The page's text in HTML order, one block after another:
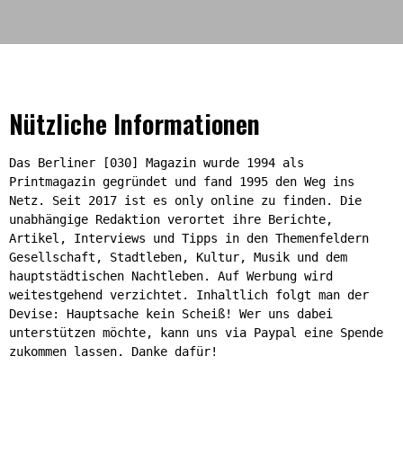
Nützliche Informationen
Das Berliner [030] Magazin wurde 1994 als
Printmagazin gegründet und fand 1995 den Weg ins
Netz. Seit 2017 ist es only online zu finden. Die
unabhängige Redaktion verortet ihre Berichte,
Artikel, Interviews und Tipps in den Themenfeldern
Gesellschaft, Stadtleben, Kultur, Musik und dem
hauptstädtischen Nachtleben. Auf Werbung wird
weitestgehend verzichtet. Inhaltlich folgt man der
Devise: Hauptsache kein Scheiß! Wer uns dabei
unterstützen möchte, kann uns via Paypal eine Spende
zukommen lassen. Danke dafür!